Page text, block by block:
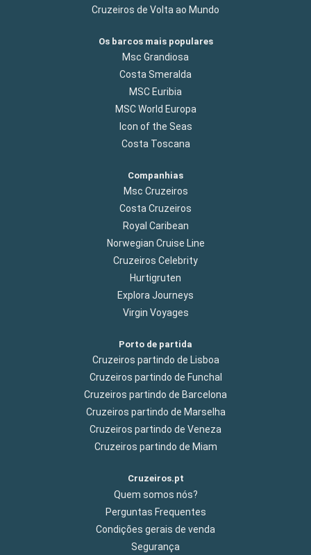
Cruzeiros de Volta ao Mundo
Os barcos mais populares
Msc Grandiosa
Costa Smeralda
MSC Euribia
MSC World Europa
Icon of the Seas
Costa Toscana
Companhias
Msc Cruzeiros
Costa Cruzeiros
Royal Caribean
Norwegian Cruise Line
Cruzeiros Celebrity
Hurtigruten
Explora Journeys
Virgin Voyages
Porto de partida
Cruzeiros partindo de Lisboa
Cruzeiros partindo de Funchal
Cruzeiros partindo de Barcelona
Cruzeiros partindo de Marselha
Cruzeiros partindo de Veneza
Cruzeiros partindo de Miam
Cruzeiros.pt
Quem somos nós?
Perguntas Frequentes
Condições gerais de venda
Segurança